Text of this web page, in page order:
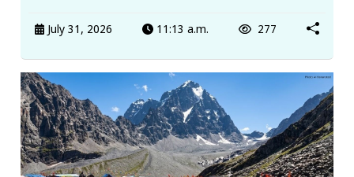
July 31, 2026 11:13 a.m. 277